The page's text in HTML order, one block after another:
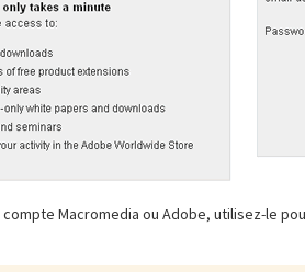
compte Macromedia ou Adobe, utilisez-le